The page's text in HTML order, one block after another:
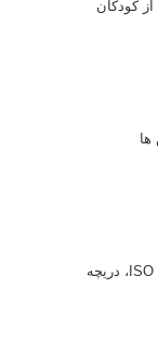
کودکان
درک نوردهی – همراه با توضیح ISO، دریچه